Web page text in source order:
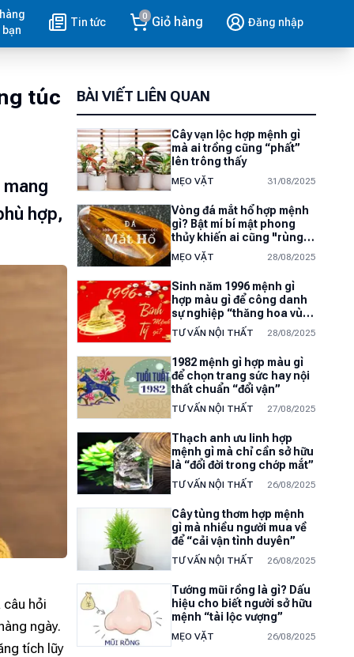
Tin tức 0 Giỏ hàng Đăng nhập
túc
hợp,
hỏi
ngày.
tích lũy
BÀI VIẾT LIÊN QUAN
Cây vạn lộc hợp mệnh gì
mà ai trồng cũng “phất”
lên trông thấy
MẸO VẶT 31/08/2025
Vòng đá mắt hổ hợp mệnh
gì? Bật mí bí mật phong
thủy khiến ai cũng "rùng
mình"
MẸO VẶT 28/08/2025
Sinh năm 1996 mệnh gì
hợp màu gì để công danh
sự nghiệp “thăng hoa vùn
vụt”
TƯ VẤN NỘI THẤT 28/08/2025
1982 mệnh gì hợp màu gì
để chọn trang sức hay nội
thất chuẩn “đổi vận”
TƯ VẤN NỘI THẤT 27/08/2025
Thạch anh ưu linh hợp
mệnh gì mà chỉ cần sở hữu
là “đổi đời trong chớp mắt”
TƯ VẤN NỘI THẤT 26/08/2025
Cây tùng thơm hợp mệnh
gì mà nhiều người mua về
để “cải vận tình duyên”
TƯ VẤN NỘI THẤT 26/08/2025
Tướng mũi rồng là gì? Dấu
hiệu cho biết người sở hữu
mệnh “tài lộc vượng”
MẸO VẶT 26/08/2025